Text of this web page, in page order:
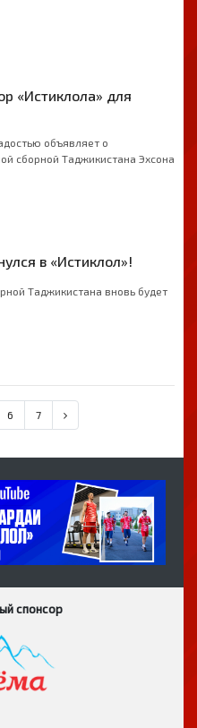
«Истиклола» для
объявляет о
сборной Таджикистана Эхсона
в «Истиклол»!
Таджикистана вновь будет
6 7
спонсор